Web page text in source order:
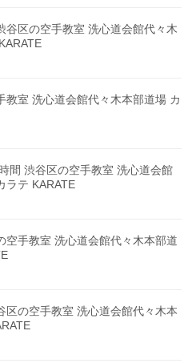
谷区の空手教室 洗心道会館代々木
教室 洗心道会館代々木本部道場 カ
間 渋谷区の空手教室 洗心道会館
ラテ KARATE
空手教室 洗心道会館代々木本部道
区の空手教室 洗心道会館代々木本